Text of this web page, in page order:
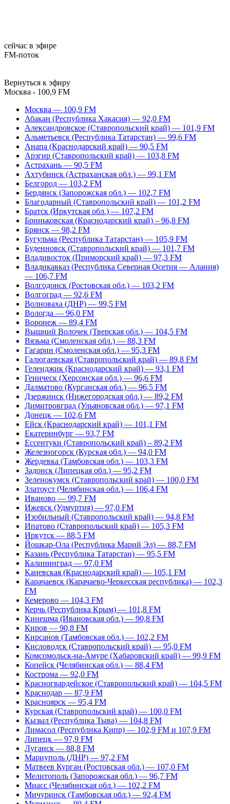
сейчас в эфире
FM-поток
Вернуться к эфиру
Москва - 100,9 FM
Москва — 100,9 FM
Абакан (Республика Хакасия) — 92,0 FM
Александровское (Ставропольский край) — 101,9 FM
Альметьевск (Республика Татарстан) — 99,6 FM
Анапа (Краснодарский край) — 90,5 FM
Арзгир (Ставропольский край) — 103,8 FM
Астрахань — 90,5 FM
Ахтубинск (Астраханская обл.) — 99,1 FM
Белгород — 103,2 FM
Бердянск (Запорожская обл.) — 102,7 FM
Благодарный (Ставропольский край) — 101,2 FM
Братск (Иркутская обл.) — 107,2 FM
Бриньковская (Краснодарский край) – 96,8 FM
Брянск — 98,2 FM
Бугульма (Республика Татарстан) — 105,9 FM
Буденновск (Ставропольский край) — 101,7 FM
Владивосток (Приморский край) — 97,3 FM
Владикавказ (Республика Северная Осетия — Алания)
— 106,7 FM
Волгодонск (Ростовская обл.) — 103,2 FM
Волгоград — 92,6 FM
Волноваха (ДНР) — 99,5 FM
Вологда — 96,0 FM
Воронеж — 89,4 FM
Вышний Волочек (Тверская обл.) — 104,5 FM
Вязьма (Смоленская обл.) — 88,3 FM
Гагарин (Смоленская обл.) — 95,3 FM
Галюгаевская (Ставропольский край) — 89,8 FM
Геленджик (Краснодарский край) — 93,1 FM
Геническ (Херсонская обл.) — 96,6 FM
Далматово (Курганская обл.) — 96,5 FM
Дзержинск (Нижегородская обл.) — 89,2 FM
Димитровград (Ульяновская обл.) — 97,1 FM
Донецк — 102,6 FM
Ейск (Краснодарский край) — 101,1 FM
Екатеринбург — 93,7 FM
Ессентуки (Ставропольский край) – 89,2 FM
Железногорск (Курская обл.) — 94,0 FM
Жердевка (Тамбовская обл.) — 103,3 FM
Задонск (Липецкая обл.) — 95,2 FM
Зеленокумск (Ставропольский край) — 100,0 FM
Златоуст (Челябинская обл.) — 106,4 FM
Иваново — 99,7 FM
Ижевск (Удмуртия) — 97,0 FM
Изобильный (Ставропольский край) — 94,8 FM
Ипатово (Ставропольский край) — 105,3 FM
Иркутск — 88,5 FM
Йошкар-Ола (Республика Марий Эл) — 88,7 FM
Казань (Республика Татарстан) — 95,5 FM
Калининград — 97,0 FM
Каневская (Краснодарский край) — 105,1 FM
Карачаевск (Карачаево-Черкесская республика) — 102,3
FM
Кемерово — 104,3 FM
Керчь (Республика Крым) — 101,8 FM
Кинешма (Ивановская обл.) — 90,8 FM
Киров — 90,8 FM
Кирсанов (Тамбовская обл.) — 102,2 FM
Кисловодск (Ставропольский край) — 95,0 FM
Комсомольск-на-Амуре (Хабаровский край) — 99,9 FM
Копейск (Челябинская обл.) — 88,4 FM
Кострома — 92,0 FM
Красногвардейское (Ставропольский край) — 104,5 FM
Краснодар — 87,9 FM
Красноярск — 95,4 FM
Курская (Ставропольский край) — 100,0 FM
Кызыл (Республика Тыва) — 104,8 FM
Лимасол (Республика Кипр) — 102,9 FM и 107,9 FM
Липецк — 97,9 FM
Луганск — 88,8 FM
Мариуполь (ДНР) — 97,2 FM
Матвеев Курган (Ростовская обл.) — 107,0 FM
Мелитополь (Запорожская обл.) — 96,7 FM
Миасс (Челябинская обл.) — 102,2 FM
Мичуринск (Тамбовская обл.) — 92,4 FM